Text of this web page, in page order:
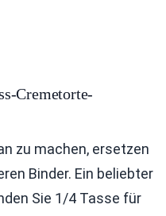
Cremetorte-
zu machen, ersetzen
Binder. Ein beliebter
Sie 1/4 Tasse für